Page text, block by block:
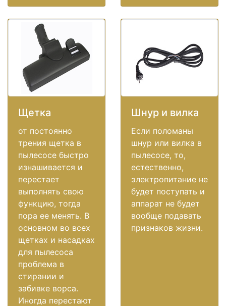
Щетка
от постоянно
трения щетка в
пылесосе быстро
изнашивается и
перестает
выполнять свою
функцию, тогда
пора ее менять. В
основном во всех
щетках и насадках
для пылесоса
проблема в
стирании и
забивке ворса.
Иногда перестают
Шнур и вилка
Если поломаны
шнур или вилка в
пылесосе, то,
естественно,
электропитание не
будет поступать и
аппарат не будет
вообще подавать
признаков жизни.